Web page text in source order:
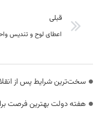
قبلی
سخت‌ترین شرایط پس از
هفته دولت بهترین فرصت